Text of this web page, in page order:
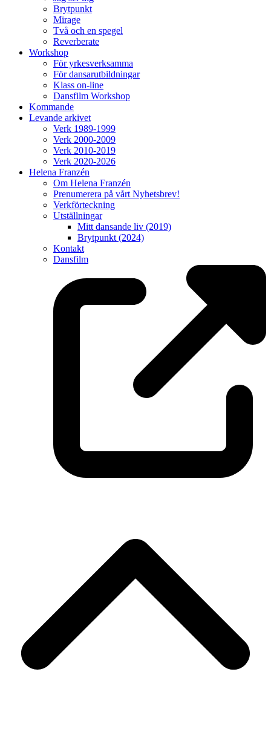
Brytpunkt
Mirage
Två och en spegel
Reverberate
Workshop
För yrkesverksamma
För dansarutbildningar
Klass on-line
Dansfilm Workshop
Kommande
Levande arkivet
Verk 1989-1999
Verk 2000-2009
Verk 2010-2019
Verk 2020-2026
Helena Franzén
Om Helena Franzén
Prenumerera på vårt Nyhetsbrev!
Verkförteckning
Utställningar
Mitt dansande liv (2019)
Brytpunkt (2024)
Kontakt
Dansfilm